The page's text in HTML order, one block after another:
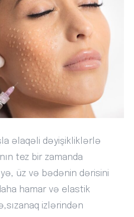
əlaqəli dəyişikliklərlə
tez bir zamanda
üz və bədənin dərisini
hamar və elastik
izlərindən